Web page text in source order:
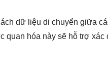
dữ liệu di chuyển giữa
quan hóa này sẽ hỗ trợ